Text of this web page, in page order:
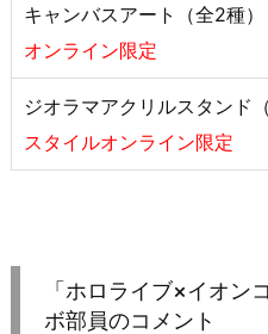
キャンバスアート（全2種
オンライン限定
ジオラマアクリルスタンド
スタイルオンライン限定
「ホロライブ×イオン
ボ部員のコメント